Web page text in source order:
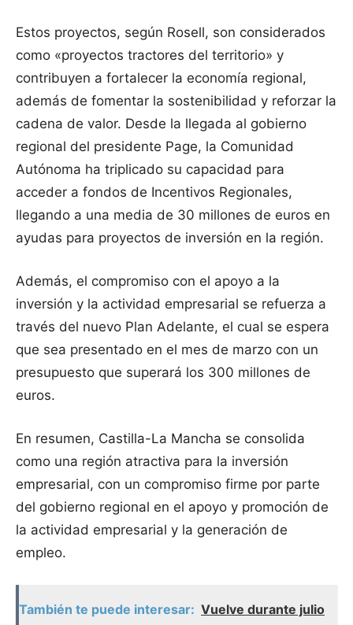
Estos proyectos, según Rosell, son considerados
como «proyectos tractores del territorio» y
contribuyen a fortalecer la economía regional,
además de fomentar la sostenibilidad y reforzar la
cadena de valor. Desde la llegada al gobierno
regional del presidente Page, la Comunidad
Autónoma ha triplicado su capacidad para
acceder a fondos de Incentivos Regionales,
llegando a una media de 30 millones de euros en
ayudas para proyectos de inversión en la región.
Además, el compromiso con el apoyo a la
inversión y la actividad empresarial se refuerza a
través del nuevo Plan Adelante, el cual se espera
que sea presentado en el mes de marzo con un
presupuesto que superará los 300 millones de
euros.
En resumen, Castilla-La Mancha se consolida
como una región atractiva para la inversión
empresarial, con un compromiso firme por parte
del gobierno regional en el apoyo y promoción de
la actividad empresarial y la generación de
empleo.
También te puede interesar: Vuelve durante julio